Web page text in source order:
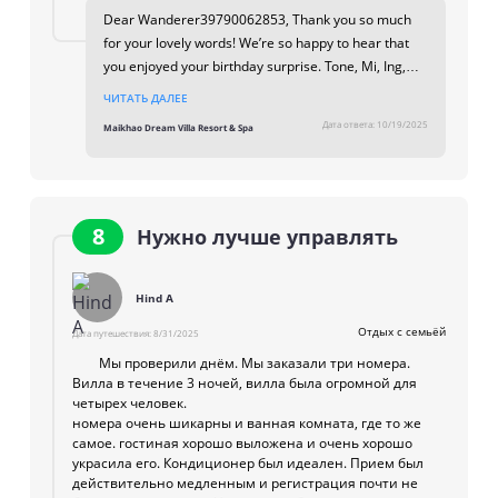
and constructive feedback. We value your
perspective and hope to have the opportunity to
welcome you again in the future, delivering a stay
uphold. Warm regards, Maikhao Dream Villa Resort
& Spa, Team
Dear Wanderer39790062853, Thank you so much
for your lovely words! We’re so happy to hear that
you enjoyed your birthday surprise. Tone, Mi, Ing,
hope to welcome you back again soon for another
ЧИТАТЬ ДАЛЕЕ
Maikhao Dream Villa Resort & Spa Дата ответа: 10/19/2025
8 Нужно лучше управлять
Hind A
Дата путешествия:8/31/2025 Отдых с семьёй
Мы проверили днём. Мы заказали три номера.
Вилла в течение 3 ночей, вилла была огромной для
четырех человек.
номера очень шикарны и ванная комната, где то же
самое. гостиная хорошо выложена и очень хорошо
украсила его. Кондиционер был идеален. Прием был
действительно медленным и регистрация почти не